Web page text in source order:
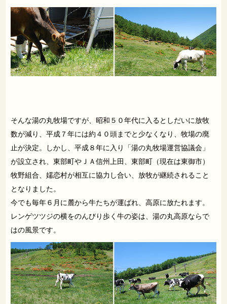
そんな湯の丸牧場ですが、昭和５０年代に入るとしだいに放牧
数が減り、平成７年には約４０頭までと少なくなり、牧場の廃
止が決定。しかし、平成８年に入り「湯の丸牧場運営協議会」
が設立され、東部町やＪＡ信州上田、東部町（現在は東御市）
牧野組合、嬬恋村が相互に協力し合い、放牧が継続されること
となりました。
今でも毎年６月に麓から牛たちが運ばれ、高原に放たれます。
レンゲツツジの横をのんびり歩く牛の姿は、湯の丸高原ならで
はの風景です。